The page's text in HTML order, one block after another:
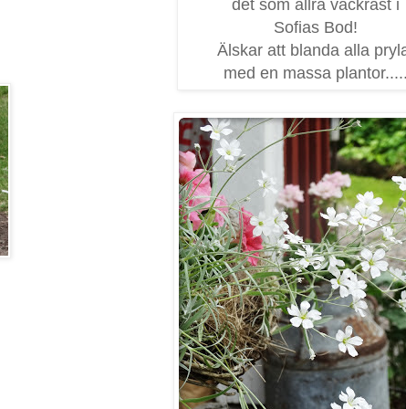
det som allra vackrast i
Sofias Bod!
Älskar att blanda alla
med en massa